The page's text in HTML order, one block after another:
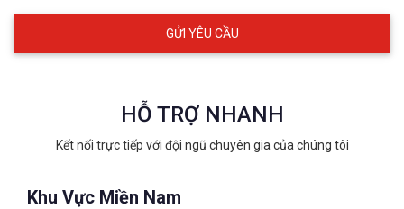
HỖ TRỢ NHANH
Kết nối trực tiếp với đội ngũ chuyên gia của chúng tôi
Khu Vực Miền Nam